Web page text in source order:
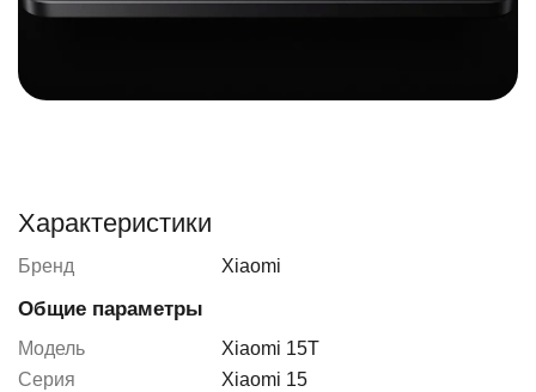
Характеристики
Бренд Xiaomi
Общие параметры
Модель
Xiaomi 15T
Серия
Xiaomi 15